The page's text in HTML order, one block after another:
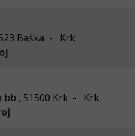
Baška - Krk
bb , 51500 Krk - Krk